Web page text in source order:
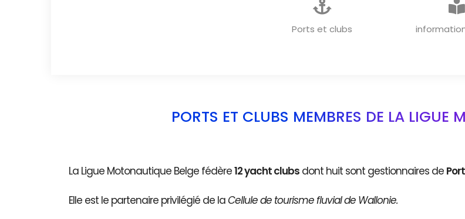
INFORMATIONS GENERALES
Ports et clubs
PORTS ET CLUBS MEMBRES DE LA LIGUE
La Ligue Motonautique Belge fédère12 yacht clubs dont huit sont gestionnaires de
Elle est le partenaire privilégié de laCellule de tourisme fluvial de Wallonie.